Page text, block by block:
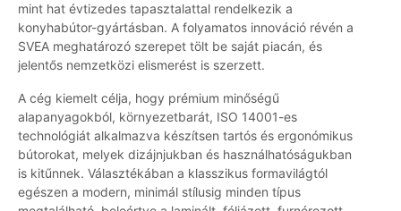
mint hat évtizedes tapasztalattal rendelkezik a
konyhabútor-gyártásban. A folyamatos innováció révén a
SVEA meghatározó szerepet tölt be saját piacán, és
jelentős nemzetközi elismerést is szerzett.
A cég kiemelt célja, hogy prémium minőségű
alapanyagokból, környezetbarát, ISO 14001-es
technológiát alkalmazva készítsen tartós és ergonómikus
bútorokat, melyek dizájnjukban és használhatóságukban
is kitűnnek. Választékában a klasszikus formavilágtól
egészen a modern, minimál stílusig minden típus